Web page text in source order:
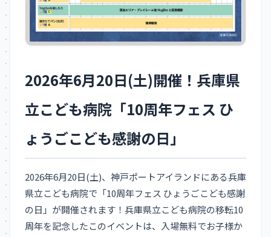
2026年6月20日(土)開催！兵庫県
立こども病院「10周年フェス ひ
ょうごこども感謝の日」
2026年6月20日(土)、神戸ポートアイランドにある兵庫
県立こども病院で「10周年フェス ひょうごこども感謝
の日」が開催されます！兵庫県立こども病院の移転10
周年を記念したこのイベントは、入場無料でお子様か